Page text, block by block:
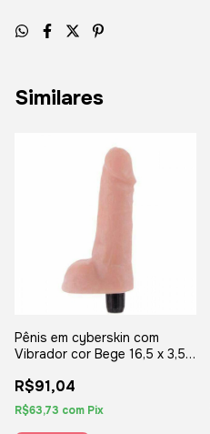
Similares
Pênis em cyberskin com
Vibrador cor Bege 16,5 x 3,5
R$91,04
R$63,73 com Pix